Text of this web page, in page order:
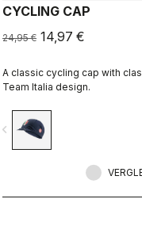
CYCLING CAP
24,95 € 14,97 €
A classic cycling cap with
Team Italia design.